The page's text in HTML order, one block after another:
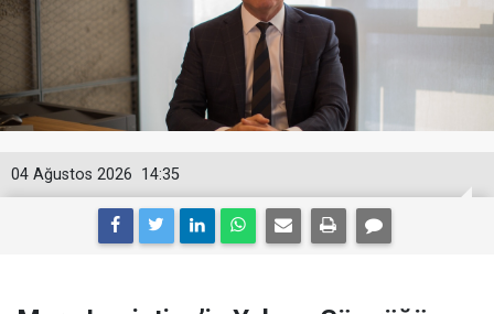
14:35
04 Ağustos 2026